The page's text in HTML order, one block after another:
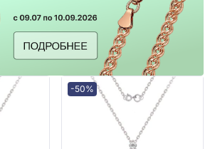
-50%